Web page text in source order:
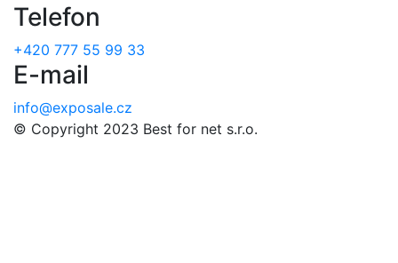
Telefon
+420 777 55 99 33
E-mail
info@exposale.cz
© Copyright 2023 Best for net s.r.o.